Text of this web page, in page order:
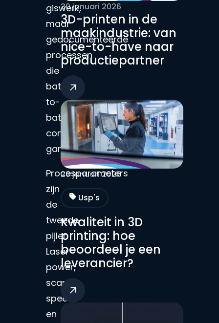
giswerk,
maar
gedocumenteerde
processen
die
batch-
to-
batch
consistentie
garanderen.
Procesparameters
zijn
de
tweede
pijler.
Laser
power,
scan
speed
en
3D-printen in de
maakindustrie: van
nice-to-have naar
productiepartner
30 januari 2026
Kwaliteit in 3D
printing: hoe
beoordeel je een
leverancier?
23 januari 2026
Usp's